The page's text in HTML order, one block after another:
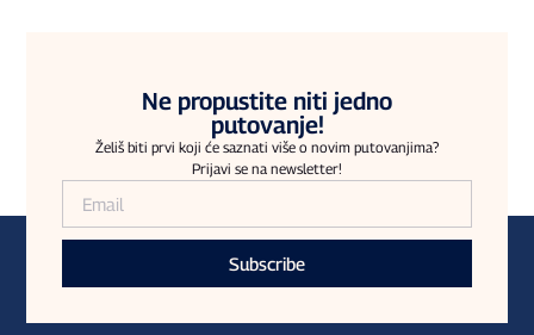
Ne propustite niti jedno
putovanje!
Želiš biti prvi koji će saznati više o novim putovanjima?
Prijavi se na newsletter!
Subscribe